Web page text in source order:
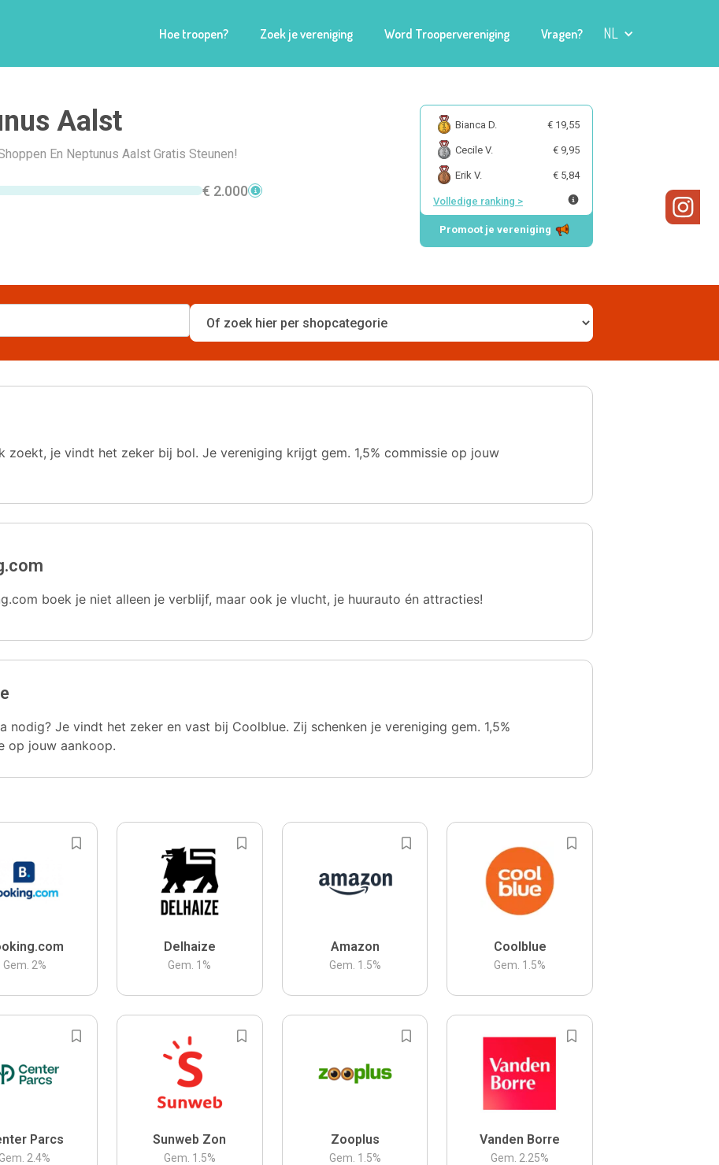
Hoe troopen? Zoek je vereniging Word Troopervereniging Vragen? NL
Aalst
En Neptunus Aalst Gratis Steunen!
€ 2.000
Bianca D. € 19,55
Cecile V. € 9,95
Erik V. € 5,84
Volledige ranking >
Promoot je vereniging
zoekt, je vindt het zeker bij bol. Je vereniging krijgt gem. 1,5% commissie op jouw
boek je niet alleen je verblijf, maar ook je vlucht, je huurauto én attracties!
nodig? Je vindt het zeker en vast bij Coolblue. Zij schenken je vereniging gem. 1,5%
op jouw aankoop.
Gem. 2%
Delhaize
Gem. 1 %
Amazon
Gem. 1.5%
Coolblue
Gem. 1.5%
Parcs
Gem. 2.4%
Sunweb Zon
Gem. 1.5%
Zooplus
Gem. 1.5%
Vanden Borre
Gem. 2.25%